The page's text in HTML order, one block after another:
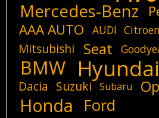
Mercedes-Benz
AAA AUTO
AUDI Citroen
Mitsubishi Seat
BMW Hyundai
Dacia Suzuki Subaru
Honda Ford